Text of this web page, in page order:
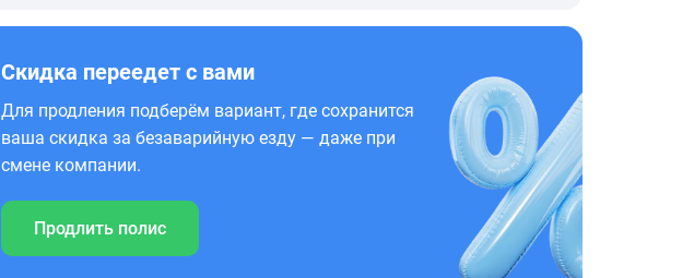
Скидка переедет с вами
Для продления подберём вариант, где сохранится
ваша скидка за безаварийную езду — даже при
смене компании.
Продлить полис